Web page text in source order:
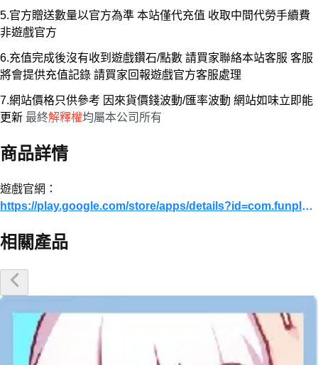
5.官方贈送數量以官方為準 本站僅代充值 收取中間代勞手續費
非遊戲官方
6.充值完成後沒有收到遊戲鑽石/點數 請買家聯絡本站客服 客服
將會提供充值記錄 請買家回報遊戲官方客服處理
7.網站價格只供參考 因來貨價錢波動/匯率波動 網站如味立即能
更新 最終解釋權均屬本公司所有
商品詳情
遊戲官網：
https://play.google.com/store/apps/details?id=com.funplus.ts.global&hl=zh_HK
相關產品